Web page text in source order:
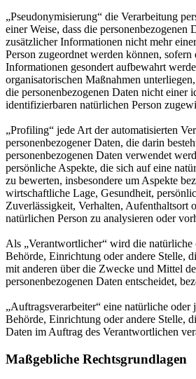
„Pseudonymisierung“ die Verarbeitung
einer Weise, dass die personenbezogenen
zusätzlicher Informationen nicht mehr
Person zugeordnet werden können, sofern
Informationen gesondert aufbewahrt
organisatorischen Maßnahmen
die personenbezogenen Daten nicht einer
identifizierbaren natürlichen Person
„Profiling“ jede Art der automatisierten
personenbezogener Daten, die darin
personenbezogenen Daten verwendet
persönliche Aspekte, die sich auf eine
zu bewerten, insbesondere um Aspekte
wirtschaftliche Lage, Gesundheit,
Zuverlässigkeit, Verhalten, Aufenthaltsort
natürlichen Person zu analysieren oder
Als „Verantwortlicher“ wird die natürliche
Behörde, Einrichtung oder andere Stelle,
mit anderen über die Zwecke und Mittel
personenbezogenen Daten entscheidet,
„Auftragsverarbeiter“ eine natürliche oder
Behörde, Einrichtung oder andere Stelle,
Daten im Auftrag des Verantwortlichen
Maßgebliche Rechtsgrundlagen